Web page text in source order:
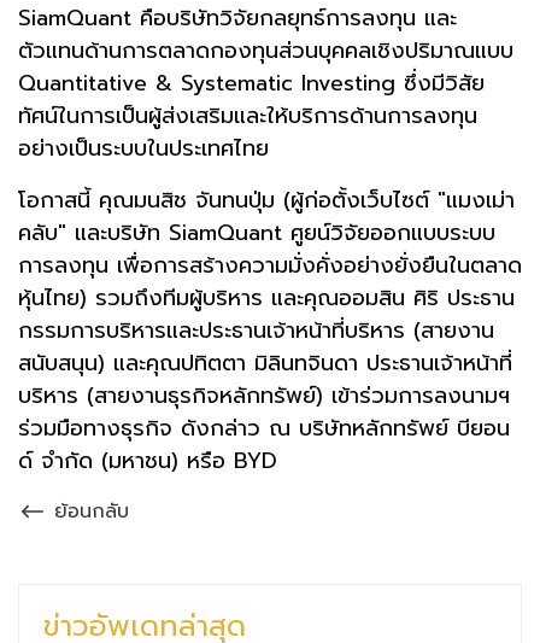
SiamQuant คือบริษัทวิจัยกลยุทธ์การลงทุน และ
ตัวแทนด้านการตลาดกองทุนส่วนบุคคลเชิงปริมาณแบบ
Quantitative & Systematic Investing ซึ่งมีวิสัย
ทัศน์ในการเป็นผู้ส่งเสริมและให้บริการด้านการลงทุน
อย่างเป็นระบบในประเทศไทย
โอกาสนี้ คุณมนสิช จันทนปุ่ม (ผู้ก่อตั้งเว็บไซต์ "แมงเม่า
คลับ" และบริษัท SiamQuant ศูยน์วิจัยออกแบบระบบ
การลงทุน เพื่อการสร้างความมั่งคั่งอย่างยั่งยืนในตลาด
หุ้นไทย) รวมถึงทีมผู้บริหาร และคุณออมสิน ศิริ ประธาน
กรรมการบริหารและประธานเจ้าหน้าที่บริหาร (สายงาน
สนับสนุน) และคุณปทิตตา มิลินทจินดา ประธานเจ้าหน้าที่
บริหาร (สายงานธุรกิจหลักทรัพย์) เข้าร่วมการลงนามฯ
ร่วมมือทางธุรกิจ ดังกล่าว ณ บริษัทหลักทรัพย์ บียอน
ด์ จำกัด (มหาชน) หรือ BYD
ย้อนกลับ
ข่าวอัพเดทล่าสุด